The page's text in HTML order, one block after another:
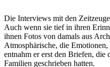
Die Interviews mit den
Auch wenn sie tief in ihren
ihnen Fotos von damals aus
Atmosphärische, die
entnahm er erst den Briefen, die
Familien geschrieben hatten.